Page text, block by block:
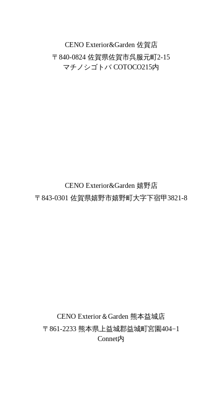
CENO Exterior&Garden佐賀店
〒840-0824 佐賀県佐賀市呉服元町2-15
マチノシゴトバ COTOCO215内
CENO Exterior&Garden嬉野店
〒843-0301 佐賀県嬉野市嬉野町大字下宿甲3821-8
CENO Exterior＆Garden 熊本益城店
〒861-2233 熊本県上益城郡益城町宮園404−1
Connet内